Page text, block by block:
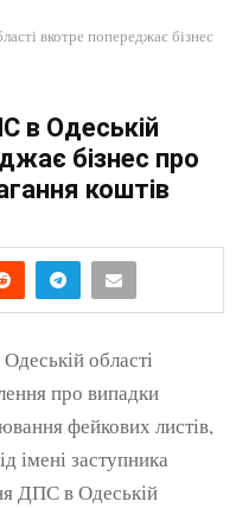
вкотре попереджає бізнес
в Одеській
бізнес про
коштів
області
про випадки
фейкових листів,
імені заступника
ДПС в Одеській